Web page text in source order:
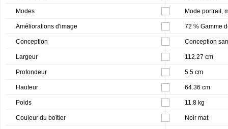
Modes Mode portrait,
Améliorations d'image 72 % Gamme
Conception Conception
Largeur 112.27 cm
Profondeur 5.5 cm
Hauteur 64.36 cm
Poids 11.8 kg
Couleur du boîtier Noir mat